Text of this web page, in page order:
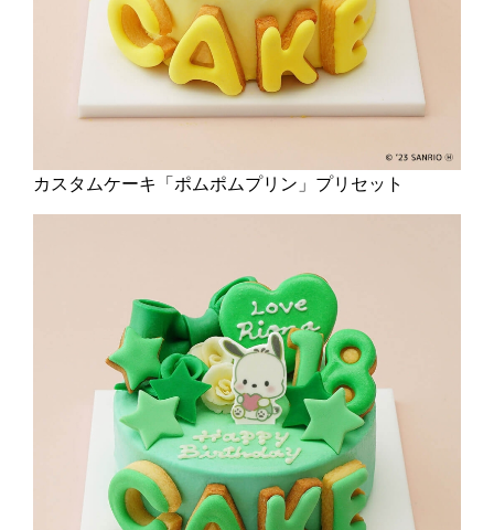
カスタムケーキ「ポムポムプリン」プリセット